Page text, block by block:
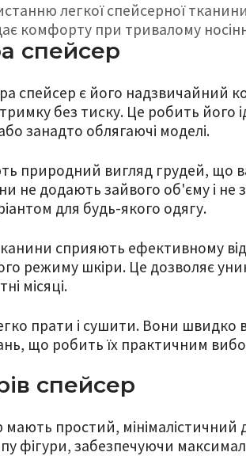
легкої спейсерної
комфорту при тривалому
спейсер
спейсер є його надзвичайний
без тиску. Це робить його
занадто облягаючі моделі.
природний вигляд грудей, що
не додають зайвого об'єму і
для будь-якого одягу.
сприяють ефективному
режиму шкіри. Це дозволяє
місяці.
прати і сушити. Вони швидко
що робить їх практичним
спейсер
простий, мінімалістичний
фігури, забезпечуючи